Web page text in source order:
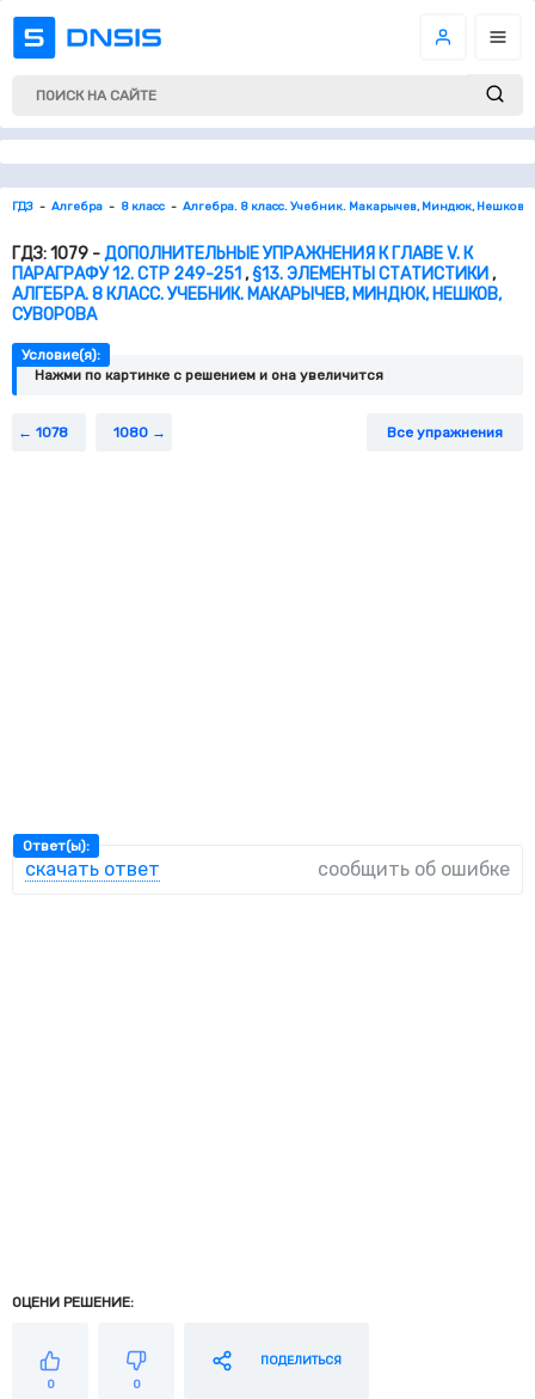
ГДЗ Алгебра 8 класс Алгебра. 8 класс. Учебник. Макарычев, Миндюк, Нешков,
ГДЗ: 1079 -ДОПОЛНИТЕЛЬНЫЕ УПРАЖНЕНИЯ К ГЛАВЕ V. К
ПАРАГРАФУ 12. СТР 249-251,§13. ЭЛЕМЕНТЫ СТАТИСТИКИ,
АЛГЕБРА. 8 КЛАСС. УЧЕБНИК. МАКАРЫЧЕВ, МИНДЮК, НЕШКОВ,
СУВОРОВА
Условие(я):
Нажми по картинке c решением и она увеличится
1078 1080 Все упражнения
Ответ(ы):
скачать ответ сообщить об ошибке
ОЦЕНИ РЕШЕНИЕ:
0 0
ПОДЕЛИТЬСЯ